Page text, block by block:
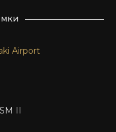
Airport
II